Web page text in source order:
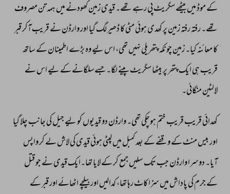
کے موڈ میں بیٹھے سگریٹ پی رہے تھے۔ قیدی زمین کھودنے میں ہمہ تن مصروف
تھے۔ رفتہ رفتہ زمین پر کھدی ہوئی مٹی کا ڈھیر لگ گیا اور وارڈن نے قریب آکر قبر
کا معائنہ کیا۔ زمین چونکہ پتھریلی نہیں تھی، اس لیے وہ بڑے اطمینان کے ساتھ
قریب ہی ایک پتھر پر بیٹھا سگریٹ پینے لگا۔ جسےسلگانے کے لیے اس نے
لالٹین منگائی۔
کھدائی قریب قریب ختم ہوچکی تھی۔ وارڈن دو قیدیوں کو لیے جیل کی جانب چلا گیا
اور بیس منٹ کے وقفے کے بعد کمبل میں لپٹی ہوئی قیدی کی لاش لے کر واپس
آیا۔ دوسرا وارڈن جب تک سلیں جمع کر کے لایا تھا۔ایک قیدی نے جو قتل
کے جرم کی پاداش میں سزا کاٹ رہا تھا، کدالیں اور بیلچے اٹھائے اور قبر کے